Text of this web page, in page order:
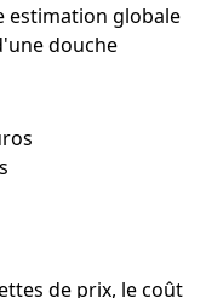
estimation globale
douche
de prix, le coût